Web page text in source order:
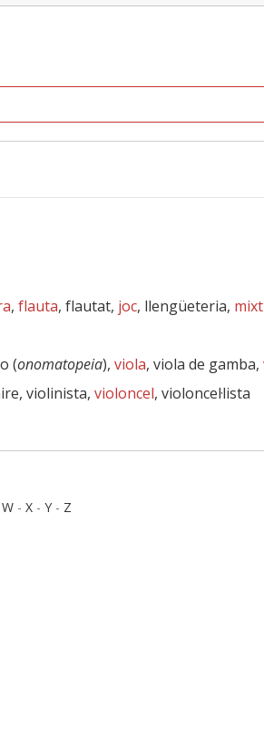
, flauta, flautat, joc, llengüeteria,
(onomatopeia), viola, viola de gamba,
violinista, violoncel, violoncel·lista
W - X - Y - Z